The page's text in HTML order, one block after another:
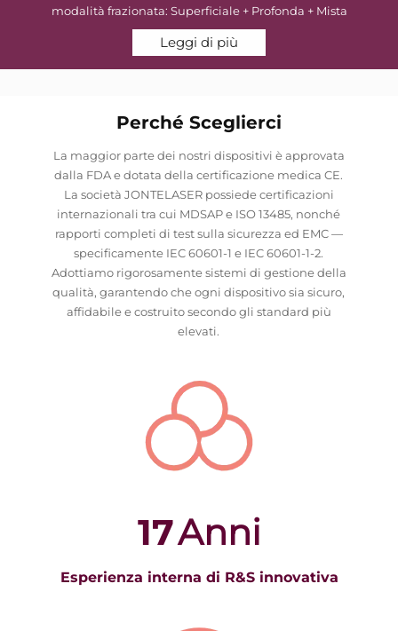
modalità frazionata: Superficiale + Profonda + Mista
Leggi di più
Perché Sceglierci
La maggior parte dei nostri dispositivi è approvata
dalla FDA e dotata della certificazione medica CE.
La società JONTELASER possiede certificazioni
internazionali tra cui MDSAP e ISO 13485, nonché
rapporti completi di test sulla sicurezza ed EMC —
specificamente IEC 60601-1 e IEC 60601-1-2.
Adottiamo rigorosamente sistemi di gestione della
qualità, garantendo che ogni dispositivo sia sicuro,
affidabile e costruito secondo gli standard più
elevati.
17Anni
Esperienza interna di R&S innovativa